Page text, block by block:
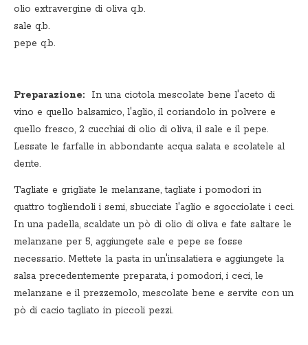
olio extravergine di oliva q.b.
sale q.b.
pepe q.b.
Preparazione: In una ciotola mescolate bene l'aceto di
vino e quello balsamico, l'aglio, il coriandolo in polvere e
quello fresco, 2 cucchiai di olio di oliva, il sale e il pepe.
Lessate le farfalle in abbondante acqua salata e scolatele al
dente.
Tagliate e grigliate le melanzane, tagliate i pomodori in
quattro togliendoli i semi, sbucciate l'aglio e sgocciolate i ceci.
In una padella, scaldate un pò di olio di oliva e fate saltare le
melanzane per 5, aggiungete sale e pepe se fosse
necessario. Mettete la pasta in un'insalatiera e aggiungete la
salsa precedentemente preparata, i pomodori, i ceci, le
melanzane e il prezzemolo, mescolate bene e servite con un
pò di cacio tagliato in piccoli pezzi.